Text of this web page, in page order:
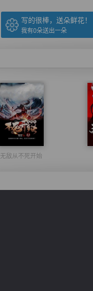
写的很棒，送朵鲜花！
我有0朵送出一朵
无敌从不死开始